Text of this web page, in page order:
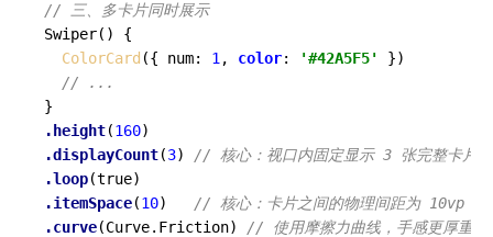
// 三、多卡片同时展示
Swiper()
{
ColorCard ({ num: 1 , color: '#42A5F5'
})
// ...
.height(160
.displayCount(3) // 核心：视口内固定显示 3 张完整卡片
.loop
.itemSpace(10) // 核心：卡片之间的物理间距为 10vp
.curve(Curve.Friction) // 使用摩擦力曲线，手感更厚重